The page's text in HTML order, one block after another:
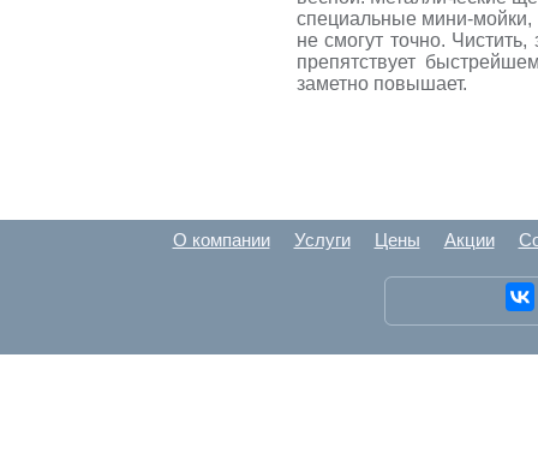
специальные мини-мойки,
не смогут точно.
препятствует
заметно повышает.
О компании Услуги Цены Акции